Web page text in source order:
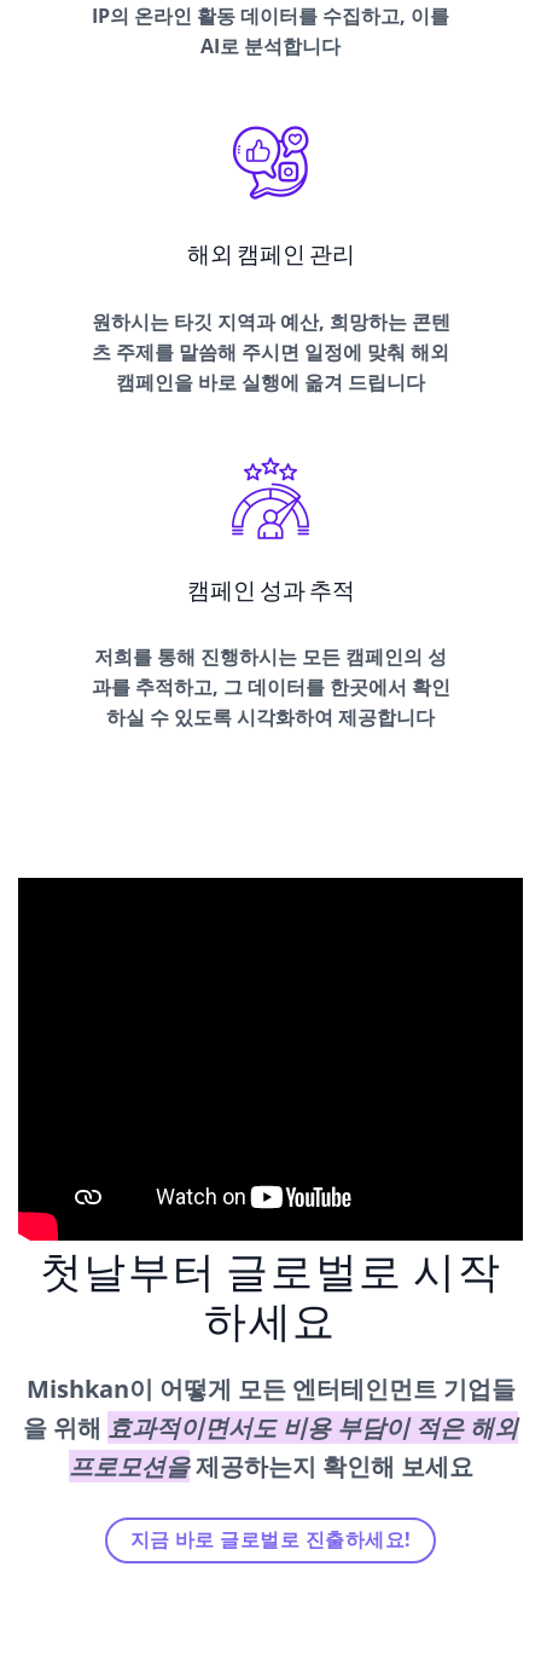
IP의 온라인 활동 데이터를 수집하고, 이를
AI로 분석합니다
해외 캠페인 관리
원하시는 타깃 지역과 예산, 희망하는 콘텐
츠 주제를 말씀해 주시면 일정에 맞춰 해외
캠페인을 바로 실행에 옮겨 드립니다
캠페인 성과 추적
저희를 통해 진행하시는 모든 캠페인의 성
과를 추적하고, 그 데이터를 한곳에서 확인
하실 수 있도록 시각화하여 제공합니다
첫날부터 글로벌로 시작
하세요
Mishkan이 어떻게 모든 엔터테인먼트 기업들
을 위해 효과적이면서도 비용 부담이 적은 해외
프로모션을제공하는지 확인해 보세요
지금 바로 글로벌로 진출하세요!